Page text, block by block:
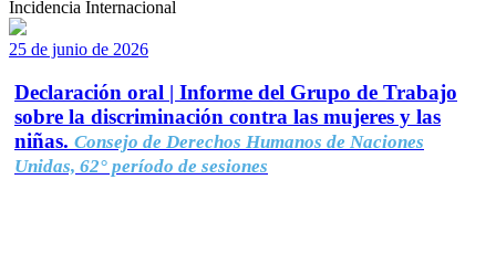
Incidencia Internacional
25 de junio de 2026
Declaración oral | Informe del Grupo de Trabajo
sobre la discriminación contra las mujeres y las
niñas. Consejo de Derechos Humanos de Naciones
Unidas, 62° período de sesiones